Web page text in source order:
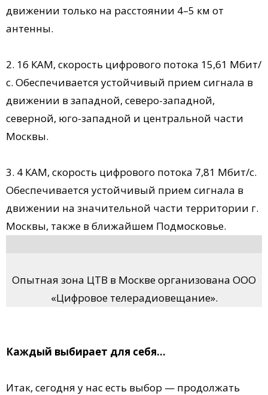
движении только на расстоянии 4–5 км от
антенны.
2. 16 КАМ, скорость цифрового потока 15,61 Мбит/
с. Обеспечивается устойчивый прием сигнала в
движении в западной, северо-западной,
северной, юго-западной и центральной части
Москвы.
3. 4 КАМ, скорость цифрового потока 7,81 Мбит/с.
Обеспечивается устойчивый прием сигнала в
движении на значительной части территории г.
Москвы, также в ближайшем Подмосковье.
Опытная зона ЦТВ в Москве организована ООО
«Цифровое телерадиовещание».
Каждый выбирает для себя…
Итак, сегодня у нас есть выбор — продолжать